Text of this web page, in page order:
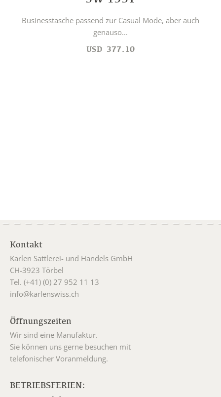
Businesstasche passend zur Casual Mode, aber auch
genauso...
USD 377.10
Kontakt
Karlen Sattlerei- und Handels GmbH
CH-3923 Törbel
Tel. (+41) (0) 27 952 11 13
info@karlenswiss.ch
Öffnungszeiten
Wir sind eine Manufaktur.
Sie können uns gerne besuchen mit
telefonischer Voranmeldung.
BETRIEBSFERIEN: